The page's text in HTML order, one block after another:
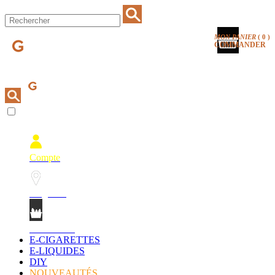
MON PANIER ( 0 )
COMMANDER
Compte
E-CIGARETTES
E-LIQUIDES
DIY
NOUVEAUTÉS